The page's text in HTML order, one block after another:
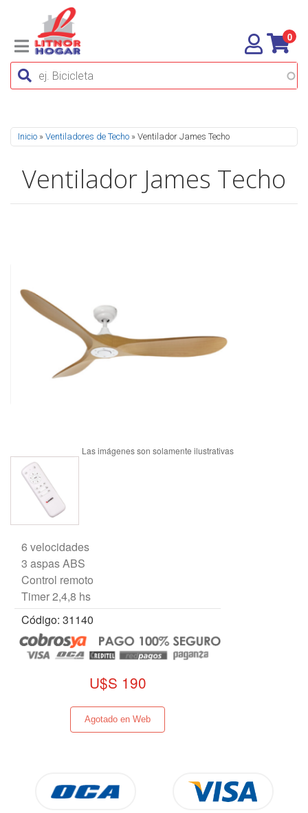
0
Se encuentra usted aquí
Inicio » Ventiladores de Techo » Ventilador James Techo
Ventilador James Techo
6 velocidades
3 aspas ABS
Control remoto
Timer 2,4,8 hs
Código: 31140
U$S 190
Agotado en Web